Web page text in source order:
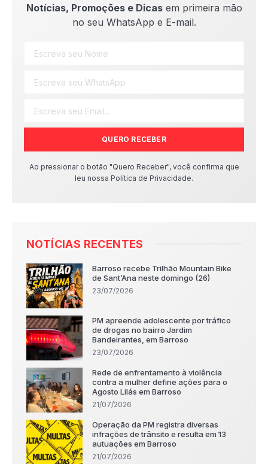
Notícias, Promoções e Dicasem primeira mão
no seu WhatsApp e E-mail.
QUERO RECEBER
Ao pressionar o botão "Quero Receber", você confirma que
leu nossa Política de Privacidade.
NOTÍCIAS RECENTES
Barroso recebe Trilhão Mountain Bike
de Sant’Ana neste domingo (26)
23/07/2026
PM apreende adolescente por tráfico
de drogas no bairro Jardim
Bandeirantes, em Barroso
23/07/2026
Rede de enfrentamento à violência
contra a mulher define ações para o
Agosto Lilás em Barroso
21/07/2026
Operação da PM registra diversas
infrações de trânsito e resulta em 13
autuações em Barroso
21/07/2026